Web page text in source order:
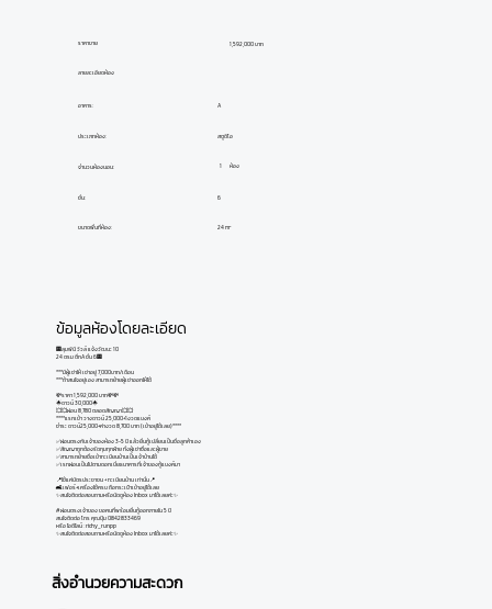
ข้อมูลห้องโดยละเอียด
🏢ลุมพินี วิวล์ แจ้งวัฒนะ 10
24 ตรม ตึกA ชั้น 6🏢
***มีผู้เช่าให้ เช่าอยู่ 7,000บาท/เดือน
***ถ้าสนใจอยู่เอง สามารถย้ายผู้เช่าออกให้ได้
💸ราคา 1,592,000 บาท💸💸
🌟ดาวน์ 30,000🌟
💥💥ผ่อน 8,780 ตลอดสัญญา💥💥
****แรกเข้า วางดาวน์ 25,000+1งวดแบงค์
ชำระ ดาวน์25,000+ค่างวด 8,700 บาท (เข้าอยู่ได้เลย)****
✅ผ่อนตรงกับเจ้าของห้อง 3-5 ปี แล้วยื่นกู้เปลี่ยนเป็นชื่อลูกค้าเอง
✅สัญญาถูกต้องรัดกุมทุกฝ่าย ทั้งผู้เช่าซื้อและผู้ขาย
✅สามารถย้ายชื่อเข้าทะเบียนบ้านเป็นเจ้าบ้านได้
✅เรทผ่อนเป็นไปตามดอกเบี้ยธนาคารที่เจ้าของกู้แบงค์มา
📍ใช้แค่บัตรประชาชน + ทะเบียนบ้าน เท่านั้น📍
🛋️เฟอร์+เครื่องใช้ครบ ถือกระเป๋าเข้าอยู่ได้เลย
✨สนใจติดต่อสอบถามหรือนัดดูห้อง Inbox มาได้เลยค่ะ✨
#ผ่อนตรงเจ้าของ ขอคนที่พร้อมยื่นกู้ออกภายใน 5 ปี
สนใจติดต่อ โทร คุณปุ้ม 0842833469
หรือ ไอดีไลน์ : richy_runpp
✨สนใจติดต่อสอบถามหรือนัดดูห้อง Inbox มาได้เลยค่ะ✨
ลายละเอียดห้อง
อาคาร:
ประเภทห้อง:
จำนวนห้องนอน:
ชั้น:
ขนาดพื้นที่ห้อง:
A
สตูดิโอ
1
6
24 m²
ห้อง
1,592,000 บาท
ราคาขาย
สิ่งอำนวยความสะดวก